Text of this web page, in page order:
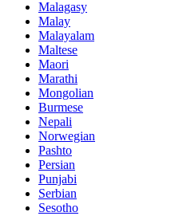
Malagasy
Malay
Malayalam
Maltese
Maori
Marathi
Mongolian
Burmese
Nepali
Norwegian
Pashto
Persian
Punjabi
Serbian
Sesotho